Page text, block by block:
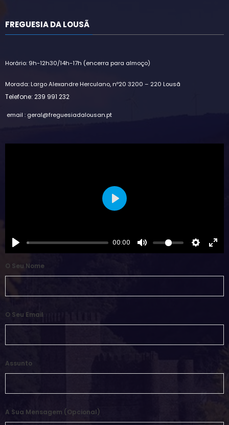
FREGUESIA DA LOUSÃ
Horário: 9h-12h30/14h-17h (encerra para almoço)
Morada: Largo Alexandre Herculano, nº20 3200 – 220 Lousã
Telefone: 239 991 232
email : geral@freguesiadalousan.pt
00:00
Play
O Seu Nome
O Seu Email
Assunto
A Sua Mensagem (opcional)